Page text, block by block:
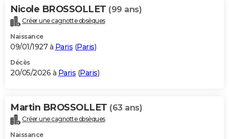
Alimentation
Guide de la santé
Maladies
Médicaments
Sommeil
VOYAGE
Destinations
City break
Voyage nature
Voyage de noces
Forum
Climat
+PHOTO
GUIDES D'ACHAT
BONS PLANS
Carte de Noël
Carte Bonne année
Carte Saint-Valentin
Carte Pâques
Carte d'anniversaire
DICTIONNAIRE
Dictionnaire
Biographies
Citations
Expressions
Proverbes
PROGRAMME TV
Nicole BROSSOLLET (99 ans)
Créer une cagnotte obsèques
Naissance
09/01/1927 à Paris (Paris)
Décès
20/05/2026 à Paris (Paris)
Martin BROSSOLLET (63 ans)
Créer une cagnotte obsèques
Naissance